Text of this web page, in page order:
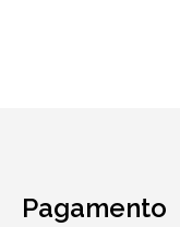
Pagamento